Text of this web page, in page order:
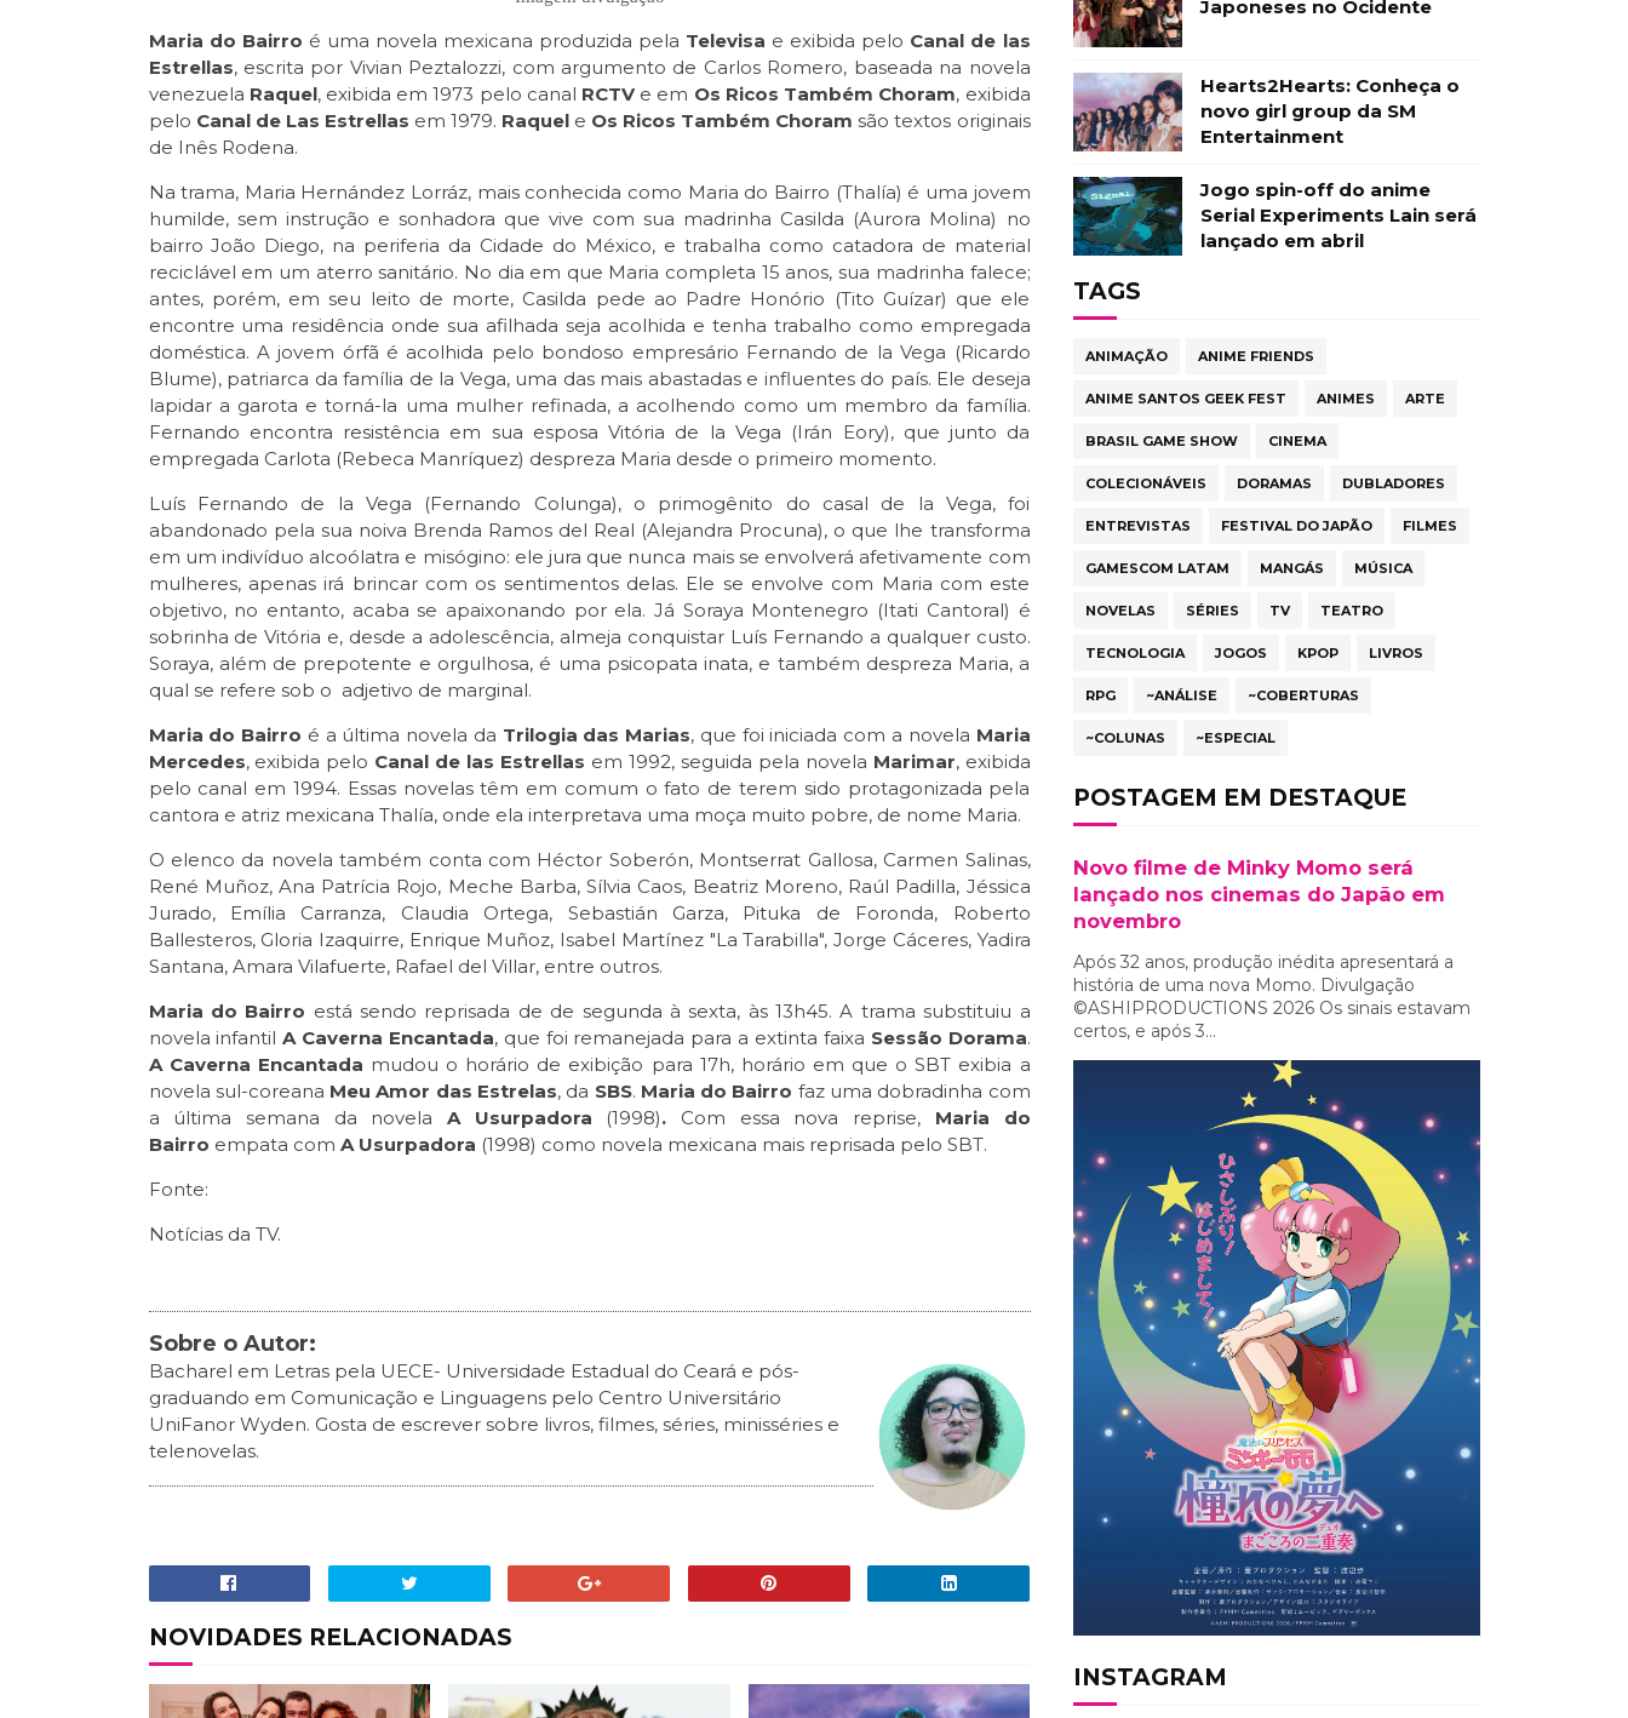
Maria do Bairro é uma novela mexicana produzida pela Televisa e exibida pelo Canal de las
Estrellas, escrita por Vivian Peztalozzi, com argumento de Carlos Romero, baseada na novela
venezuela Raquel, exibida em 1973 pelo canal RCTVe em Os Ricos Também Choram, exibida
pelo Canal de Las Estrellas em 1979. Raquele Os Ricos Também Choram são textos originais
de Inês Rodena.
Na trama, Maria Hernández Lorráz, mais conhecida como Maria do Bairro (Thalía) é uma jovem
humilde, sem instrução e sonhadora que vive com sua madrinha Casilda (Aurora Molina) no
bairro João Diego, na periferia da Cidade do México, e trabalha como catadora de material
reciclável em um aterro sanitário. No dia em que Maria completa 15 anos, sua madrinha falece;
antes, porém, em seu leito de morte, Casilda pede ao Padre Honório (Tito Guízar) que ele
encontre uma residência onde sua afilhada seja acolhida e tenha trabalho como empregada
doméstica. A jovem órfã é acolhida pelo bondoso empresário Fernando de la Vega (Ricardo
Blume), patriarca da família de la Vega, uma das mais abastadas e influentes do país. Ele deseja
lapidar a garota e torná-la uma mulher refinada, a acolhendo como um membro da família.
Fernando encontra resistência em sua esposa Vitória de la Vega (Irán Eory), que junto da
empregada Carlota (Rebeca Manríquez) despreza Maria desde o primeiro momento.
Luís Fernando de la Vega (Fernando Colunga), o primogênito do casal de la Vega, foi
abandonado pela sua noiva Brenda Ramos del Real (Alejandra Procuna), o que lhe transforma
em um indivíduo alcoólatra e misógino: ele jura que nunca mais se envolverá afetivamente com
mulheres, apenas irá brincar com os sentimentos delas. Ele se envolve com Maria com este
objetivo, no entanto, acaba se apaixonando por ela. Já Soraya Montenegro (Itati Cantoral) é
sobrinha de Vitória e, desde a adolescência, almeja conquistar Luís Fernando a qualquer custo.
Soraya, além de prepotente e orgulhosa, é uma psicopata inata, e também despreza Maria, a
qual se refere sob o adjetivo de marginal.
Maria do Bairro é a última novela da Trilogia das Marias, que foi iniciada com a novela Maria
Mercedes, exibida pelo Canal de las Estrellas em 1992, seguida pela novela Marimar, exibida
pelo canal em 1994. Essas novelas têm em comum o fato de terem sido protagonizada pela
cantora e atriz mexicana Thalía, onde ela interpretava uma moça muito pobre, de nome Maria.
O elenco da novela também conta com Héctor Soberón, Montserrat Gallosa, Carmen Salinas,
René Muñoz, Ana Patrícia Rojo, Meche Barba, Sílvia Caos, Beatriz Moreno, Raúl Padilla, Jéssica
Jurado, Emília Carranza, Claudia Ortega, Sebastián Garza, Pituka de Foronda, Roberto
Ballesteros, Gloria Izaquirre, Enrique Muñoz, Isabel Martínez "La Tarabilla", Jorge Cáceres, Yadira
Santana, Amara Vilafuerte, Rafael del Villar, entre outros.
Maria do Bairro está sendo reprisada de de segunda à sexta, às 13h45. A trama substituiu a
novela infantilA Caverna Encantada, que foi remanejada para a extinta faixa Sessão Dorama.
A Caverna Encantada mudou o horário de exibição para 17h, horário em que o SBT exibia a
novela sul-coreana Meu Amor das Estrelas, da SBS. Maria do Bairro faz uma dobradinha com
a última semana da novela A Usurpadora (1998). Com essa nova reprise, Maria do
Bairro empata com A Usurpadora (1998) como novela mexicana mais reprisada pelo SBT.
Fonte:
Notícias da TV.
Sobre o Autor:
Bacharel em Letras pela UECE- Universidade Estadual do Ceará e pós-
graduando em Comunicação e Linguagens pelo Centro Universitário
UniFanor Wyden. Gosta de escrever sobre livros, filmes, séries, minisséries e
telenovelas.
NOVIDADES RELACIONADAS
Japoneses no Ocidente
Hearts2Hearts: Conheça o
novo girl group da SM
Entertainment
Jogo spin-off do anime
Serial Experiments Lain será
lançado em abril
TAGS
ANIMAÇÃO ANIME FRIENDS
ANIME SANTOS GEEK FEST ANIMES ARTE
BRASIL GAME SHOW CINEMA
COLECIONÁVEIS DORAMAS DUBLADORES
ENTREVISTAS FESTIVAL DO JAPÃO FILMES
GAMESCOM LATAM MANGÁS MÚSICA
NOVELAS SÉRIES TV TEATRO
TECNOLOGIA JOGOS KPOP LIVROS
RPG ~ANÁLISE ~COBERTURAS
~COLUNAS ~ESPECIAL
POSTAGEM EM DESTAQUE
Novo filme de Minky Momo será
lançado nos cinemas do Japão em
novembro
Após 32 anos, produção inédita apresentará a
história de uma nova Momo. Divulgação
©ASHIPRODUCTIONS 2026 Os sinais estavam
certos, e após 3...
INSTAGRAM